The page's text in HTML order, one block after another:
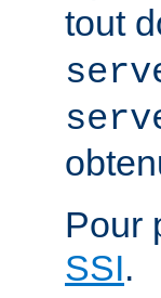
tout
Pour
SSI.